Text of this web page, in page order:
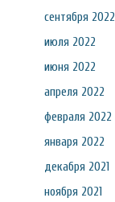
сентября 2022
июля 2022
июня 2022
апреля 2022
февраля 2022
января 2022
декабря 2021
ноября 2021